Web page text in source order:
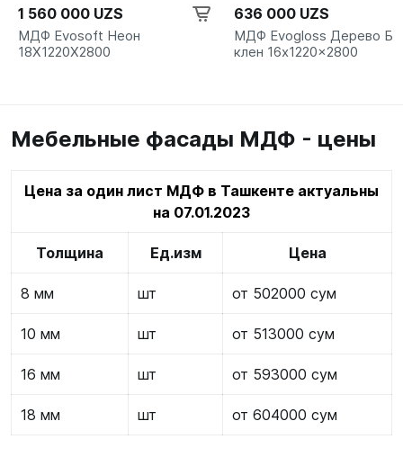
1 560 000 UZS
МДФ Evosoft Неон
18X1220X2800
636 000 UZS
МДФ Evogloss Дерево
клен 16x1220x2800
Мебельные фасады МДФ - цены
Цена за один лист МДФ в Ташкенте актуальны
на 07.01.2023
Толщина Ед.изм Цена
8 мм шт от 502000 сум
10 мм шт от 513000 сум
16 мм шт от 593000 сум
18 мм шт от 604000 сум